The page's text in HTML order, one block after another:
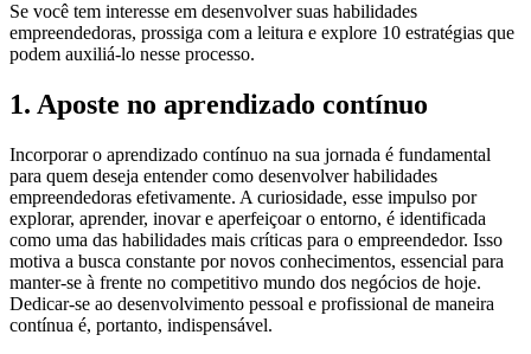
Se você tem interesse em desenvolver suas habilidades
empreendedoras, prossiga com a leitura e explore 10 estratégias que
podem auxiliá-lo nesse processo.
1. Aposte no aprendizado contínuo
Incorporar o aprendizado contínuo na sua jornada é fundamental
para quem deseja entender como desenvolver habilidades
empreendedoras efetivamente. A curiosidade, esse impulso por
explorar, aprender, inovar e aperfeiçoar o entorno, é identificada
como uma das habilidades mais críticas para o empreendedor. Isso
motiva a busca constante por novos conhecimentos, essencial para
manter-se à frente no competitivo mundo dos negócios de hoje.
Dedicar-se ao desenvolvimento pessoal e profissional de maneira
contínua é, portanto, indispensável.